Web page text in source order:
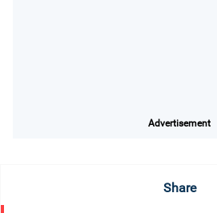
Advertisement
Share